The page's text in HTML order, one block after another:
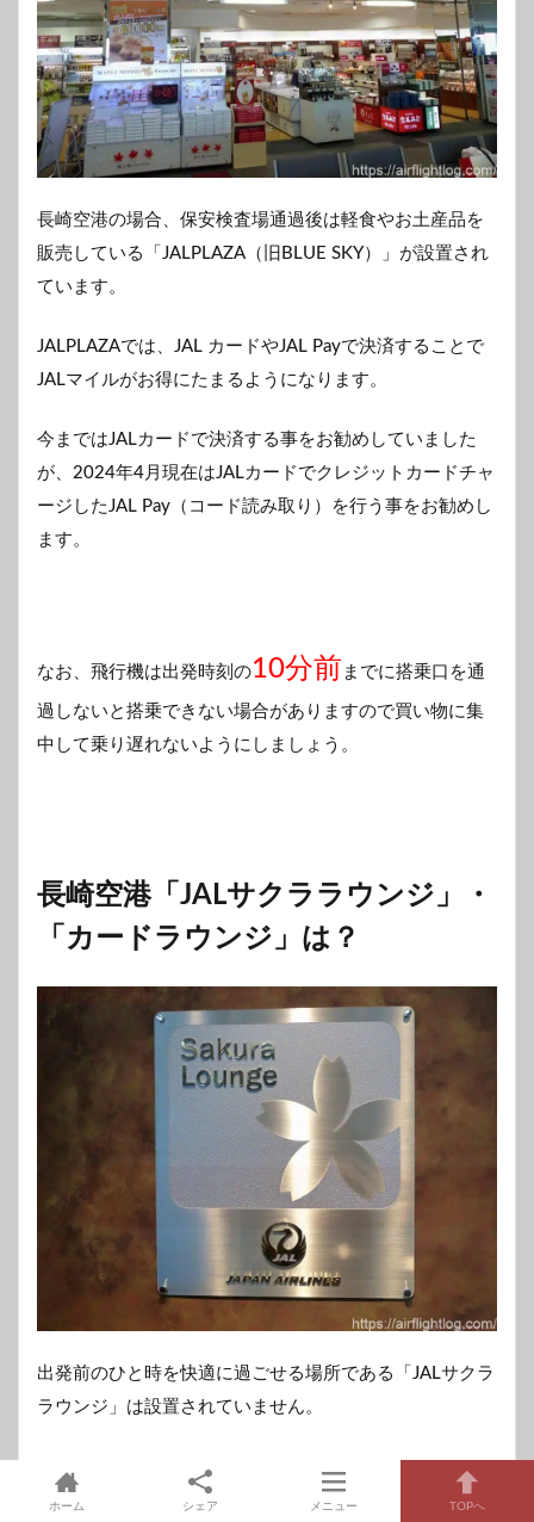
長崎空港の場合、保安検査場通過後は軽食やお土産品を
販売している「JALPLAZA（旧BLUE SKY）」が設置され
ています。
JALPLAZAでは、JAL カードやJAL Payで決済することで
JALマイルがお得にたまるようになります。
今まではJALカードで決済する事をお勧めしていました
が、2024年4月現在はJALカードでクレジットカードチャ
ージしたJAL Pay（コード読み取り）を行う事をお勧めし
ます。
なお、飛行機は出発時刻の10分前 までに搭乗口を通
過しないと搭乗できない場合がありますので買い物に集
中して乗り遅れないようにしましょう。
長崎空港「JALサクララウンジ」・
「カードラウンジ」は？
出発前のひと時を快適に過ごせる場所である「JALサクラ
ラウンジ」は設置されていません。
ホーム シェア メニュー TOPへ